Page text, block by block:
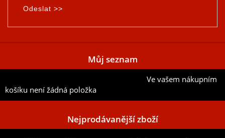
Můj seznam
Ve vašem nákupním
košíku není žádná položka
Nejprodávanější zboží